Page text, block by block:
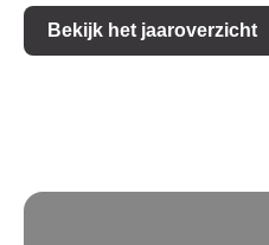
Bekijk het jaaroverzicht